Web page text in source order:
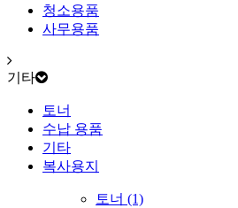
청소용품
사무용품
기타
토너
수납 용품
기타
복사용지
토너 (1)